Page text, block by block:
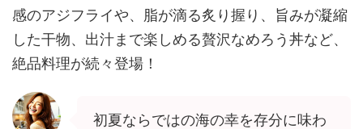
感のアジフライや、脂が滴る炙り握り、旨みが凝縮
した干物、出汁まで楽しめる贅沢なめろう丼など、
絶品料理が続々登場！
初夏ならではの海の幸を存分に味わ